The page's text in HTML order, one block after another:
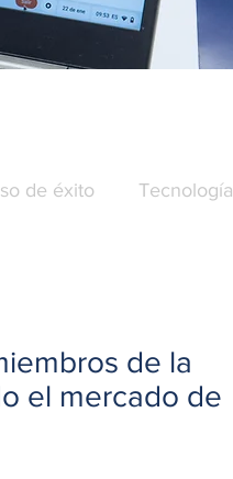
de éxito Tecnología
de la
el mercado de